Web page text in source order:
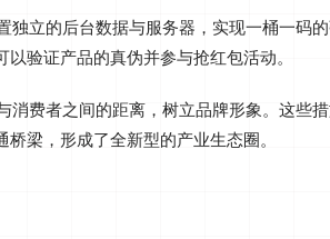
立的后台数据与服务器，实现一桶一码
验证产品的真伪并参与抢红包活动‌。
费者之间的距离，树立品牌形象‌。这些
梁，形成了全新型的产业生态圈‌。